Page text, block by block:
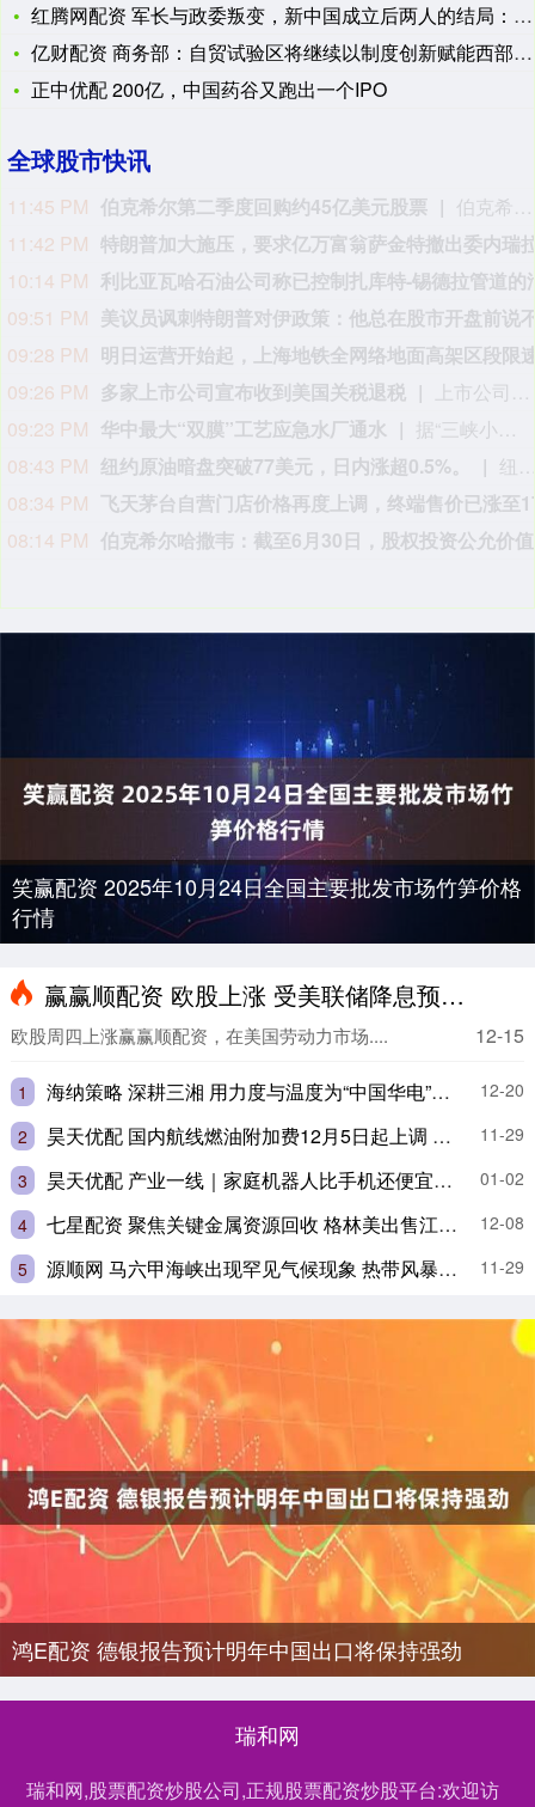
红腾网配资 军长与政委叛变，新中国成立后两人的结局：一个村长
亿财配资 商务部：自贸试验区将继续以制度创新赋能西部和沿边地
正中优配 200亿，中国药谷又跑出一个IPO
全球股市快讯
08:12 PM
08:07 PM 楼继伟出席资产盘活课题研讨会
8月8日上午，全球财富管理论坛在京召开“地方国有存量资产盘活进展、难点与策略”课题研讨会，楼继伟出席会议并做总结发言。楼继伟在发言中表示，盘活国有资产既是近期的当务之急，也是一项长期性的战略任务。当前我国GDP平减指数阶段性承压走低，财政维持紧平衡格局的压力持续攀升；我国税收结构以间接税为主体，税收收入增速显著弱于名义GDP增速，财政内生增收动能受限。叠加土地财政收入大幅收缩，地方隐性债务化解、长期限国债常态化发行带来的利息支出刚性上涨，收支两端压力持续凸显。综合多重现实约束来看，国有存量资产盘活并非短期应急手段，而是一项需要常态化、长效化推进的重点工作。（全球财富管理论坛）
08:00 PM
本周大盘主力资
07:39 PM 阿联酋称该国一船只在霍尔木兹海峡遭袭
据阿联酋通讯社8月8日报道，阿布扎比国家石油公司证实，该公司一艘船只当天凌晨在通过霍尔木兹海峡时遭导弹袭击。阿布扎比国家石油公司说，袭击未造成人员受伤，目前局面可控。该公司并未提供遭袭船只具体类型、导弹来源以及船只受损情况等更多细节。（新华社）
06:53 PM
06:44 PM 阿联酋谴责伊朗袭击阿布扎比国家石油公司油轮。
06:25 PM
06:24 PM
06:08 PM 星光股份中标龙星控股总部泛光工程项目
据“星光股份”公众号消息，近日，星光股份成功中标龙星控股总部泛光工程项目。
06:02 PM
笑赢配资 2025年10月24日全国主要批发市场竹笋价格
行情
赢赢顺配资 欧股上涨 受美联储降息预期提振
12-15
欧股周四上涨赢赢顺配资，在美国劳动力市场....
1 海纳策略 深耕三湘 用力度与温度为“中国华电”品牌增彩
12-20
2
昊天优配 国内航线燃油附加费12月5日起上调 成人单程最高40元
11-29
3
昊天优配 产业一线｜家庭机器人比手机还便宜，如何做到的？
01-02
4
七星配资 聚焦关键金属资源回收 格林美出售江西格林循环材料100%股权
12-08
5
源顺网 马六甲海峡出现罕见气候现象 热带风暴登陆马来西亚 11-29
鸿E配资 德银报告预计明年中国出口将保持强劲
瑞和网
瑞和网,股票配资炒股公司,正规股票配资炒股平台:欢迎访